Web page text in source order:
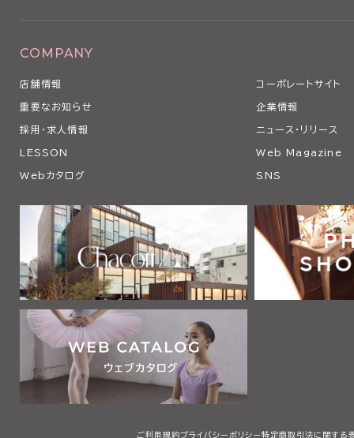
COMPANY
店舗情報 コーポレートサイト
重要なお知らせ 企業情報
採用・求人情報 ニュース・リリース
LESSON Web Magazine
Webカタログ SNS
ご利用規約プライバシーポリシー 特定商取引法に関する